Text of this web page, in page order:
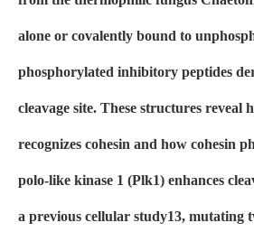
alone or covalently bound to
phosphorylated inhibitory peptides
cleavage site. These structures reveal
recognizes cohesin and how cohesin
polo-like kinase 1 (Plk1) enhances
a previous cellular study13, mutating